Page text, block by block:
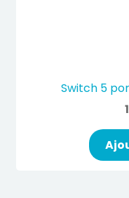
Switch 5